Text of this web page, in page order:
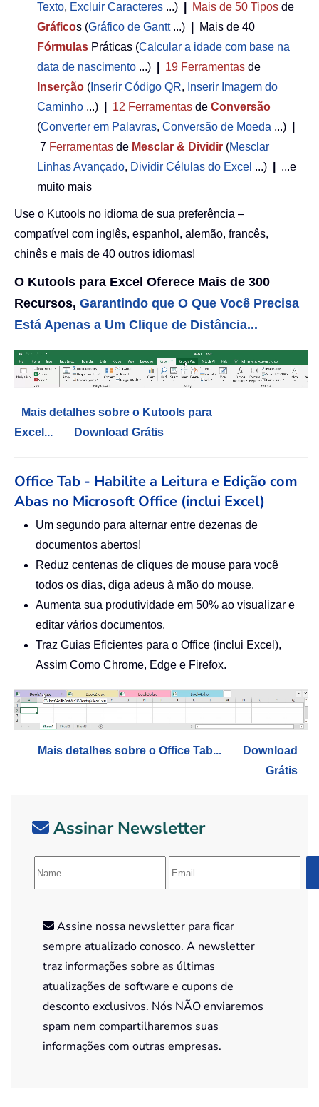
Texto, Excluir Caracteres ...) Mais de 50 Tipos de
Gráficos (Gráfico de Gantt...)
Mais de 40
Fórmulas Práticas (Calcular a idade com base na
data de nascimento ...) 19 Ferramentas de
Inserção ( Inserir Código QR, Inserir Imagem do
Caminho ...) 12 Ferramentas de Conversão
(Converter em Palavras, Conversão de Moeda ...)
7 Ferramentas de Mesclar & Dividir (Mesclar
Linhas Avançado, Dividir Células do Excel ...)
...e
muito mais
Use o Kutools no idioma de sua preferência –
compatível com inglês, espanhol, alemão, francês,
chinês e mais de 40 outros idiomas!
O Kutools para Excel Oferece Mais de 300
Recursos, Garantindo que O Que Você Precisa
Está Apenas a Um Clique de Distância...
Mais detalhes sobre o Kutools para
Excel...
Download Grátis
Office Tab - Habilite a Leitura e Edição com
Abas no Microsoft Office (inclui Excel)
Um segundo para alternar entre dezenas de
documentos abertos!
Reduz centenas de cliques de mouse para você
todos os dias, diga adeus à mão do mouse.
Aumenta sua produtividade em 50% ao visualizar e
editar vários documentos.
Traz Guias Eficientes para o Office (inclui Excel),
Assim Como Chrome, Edge e Firefox.
Mais detalhes sobre o Office Tab...
Download
Grátis
Assinar Newsletter
Assine nossa newsletter para ficar
sempre atualizado conosco. A newsletter
traz informações sobre as últimas
atualizações de software e cupons de
desconto exclusivos. Nós NÃO enviaremos
spam nem compartilharemos suas
informações com outras empresas.